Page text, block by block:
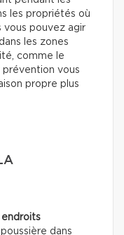
les propriétés où
vous pouvez agir
les zones
comme le
prévention vous
propre plus
dans